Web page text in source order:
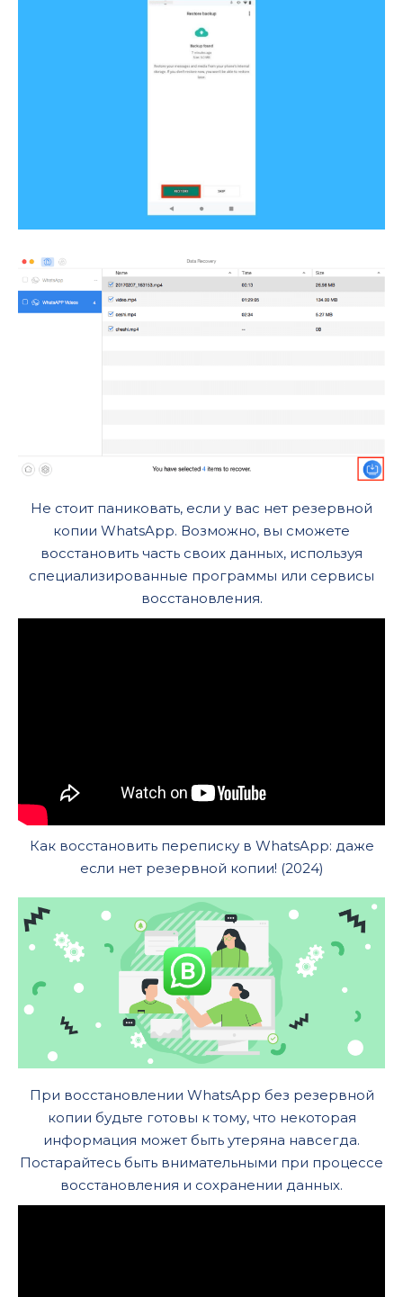
Не стоит паниковать, если у вас нет резервной
копии WhatsApp. Возможно, вы сможете
восстановить часть своих данных, используя
специализированные программы или сервисы
восстановления.
Как восстановить переписку в WhatsApp: даже
если нет резервной копии! (2024)
При восстановлении WhatsApp без резервной
копии будьте готовы к тому, что некоторая
информация может быть утеряна навсегда.
Постарайтесь быть внимательными при процессе
восстановления и сохранении данных.